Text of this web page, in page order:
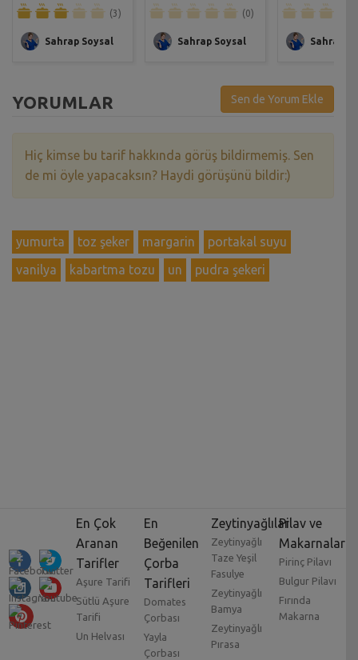
(3)
Sahrap Soysal
(0)
Sahrap Soysal Sahrap
YORUMLAR Sen de Yorum Ekle
Hiç kimse bu tarif hakkında görüş bildirmemiş. Sen
de mi öyle yapacaksın? Haydi görüşünü bildir:)
yumurta toz şeker margarin
portakal suyu
vanilya
kabartma tozu un pudra şekeri
En Çok
Aranan
Tarifler
Aşure Tarifi
Sütlü Aşure
Tarifi
Un Helvası
En
Beğenilen
Çorba
Tarifleri
Domates
Çorbası
Yayla
Çorbası
Zeytinyağlılar
Zeytinyağlı
Taze Yeşil
Fasulye
Zeytinyağlı
Bamya
Zeytinyağlı
Pırasa
Pilav ve
Makarnalar
Pirinç Pilavı
Bulgur Pilavı
Fırında
Makarna